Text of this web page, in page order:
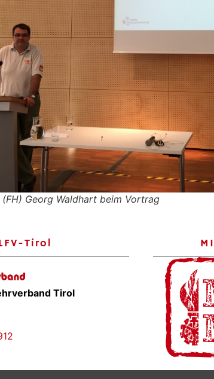
Georg Waldhart beim Vortrag
Tirol
Tirol